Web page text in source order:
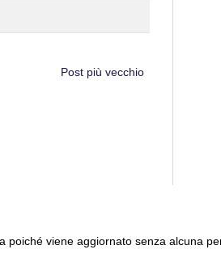
Post più vecchio
viene aggiornato senza alcuna